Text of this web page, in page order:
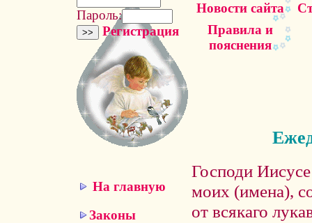
Пароль:
Регистрация
Новости сайта
Правила и
пояснения
На главную
Законы
Господи
моих (имена),
от всякаго